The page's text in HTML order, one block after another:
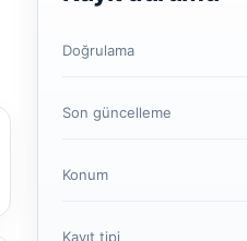
Doğrulama
Son güncelleme
Konum
Kayıt tipi